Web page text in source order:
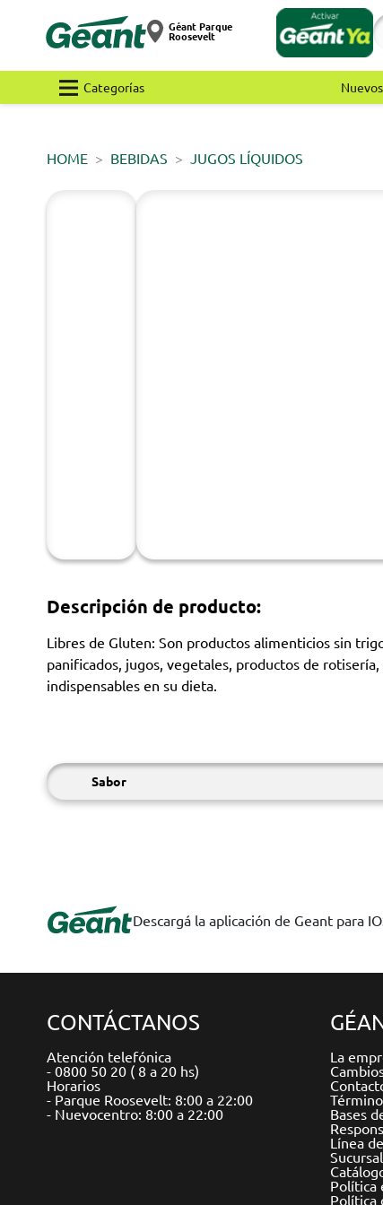
Géant Parque
Roosevelt
Categorías
HOME BEBIDAS JUGOS LÍQUIDOS
Descripción de producto:
Libres de Gluten: Son productos alimenticios sin
panificados, jugos, vegetales, productos de
indispensables en su dieta.
Sabor
Descargá la aplicación de Geant para
CONTÁCTANOS
Atención telefónica
- 0800 50 20 ( 8 a 20 hs)
Horarios
- Parque Roosevelt: 8:00 a 22:00
- Nuevocentro: 8:00 a 22:00
La
Bases
Línea
Política
Política